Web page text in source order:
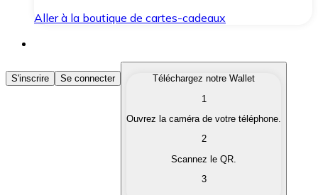
Aller à la boutique de cartes-cadeaux
Acheter des Cryptomonnaies
Achetez les cryptomonnaies qui vous intéressent
Convertissez vos cryptomonnaies en monnaie
S'inscrire Se connecter
Téléchargez notre Wallet
1
Ouvrez la caméra de votre téléphone.
2
Scannez le QR.
3